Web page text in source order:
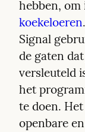
koekeloeren
Signal
de gaten
versleuteld
het
te doen.
openbare